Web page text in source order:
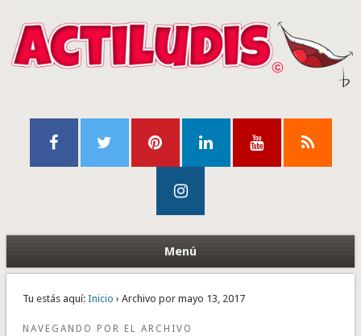
Menú
Tu estás aquí: Inicio › Archivo por mayo 13, 2017
NAVEGANDO POR EL ARCHIVO